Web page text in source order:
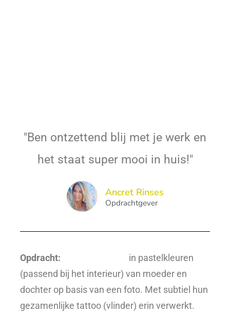
"Ben ontzettend blij met je werk en
het staat super mooi in huis!"
Ancret Rinses
Opdrachtgever
Opdracht:
in pastelkleuren
(passend bij het interieur) van moeder en
dochter op basis van een foto. Met subtiel hun
gezamenlijke tattoo (vlinder) erin verwerkt.